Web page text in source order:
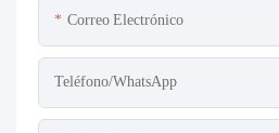
Correo Electrónico
Teléfono/WhatsApp